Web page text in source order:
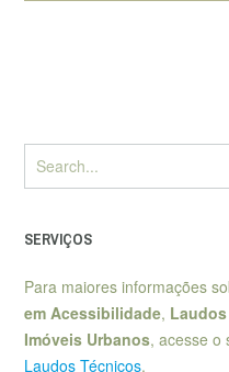
SERVIÇOS
Para maiores informações
em Acessibilidade,
Imóveis Urbanos, acesse o
Laudos Técnicos.